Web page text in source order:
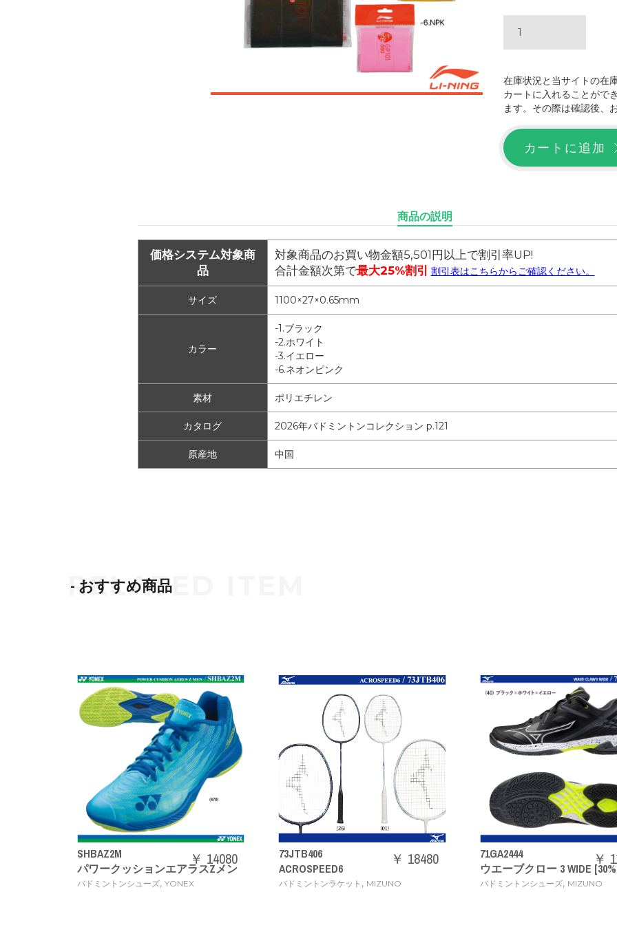
在庫状況と当サイトの在
カートに入れることがで
ます。その際は確認後、
カートに追加
商品の説明
価格システム対象商
品
対象商品のお買い物金額5,501円以上で割引率UP!
合計金額次第で最大25%割引 割引表はこちらからご確認ください。
サイズ 1100×27×0.65mm
カラー
-1.ブラック
-2.ホワイト
-3.イエロー
-6.ネオンピンク
素材 ポリエチレン
カタログ 2026年バドミントンコレクション p.121
原産地 中国
- おすすめ商品
SHBAZ2M
パワークッションエアラスZメン
バドミントンシューズ, YONEX
￥ 14080
73JTB406
ACROSPEED6
バドミントンラケット , MIZUNO
￥ 18480
71GA2444
ウエーブクロー 3 WIDE
バドミントンシューズ, MIZUNO
￥